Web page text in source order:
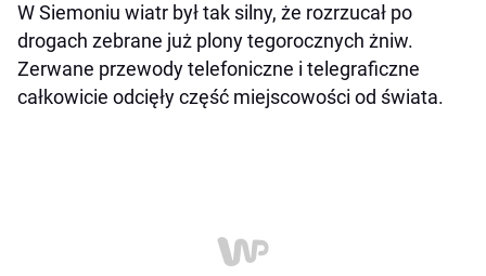
W Siemoniu wiatr był tak silny, że rozrzucał po
drogach zebrane już plony tegorocznych żniw.
Zerwane przewody telefoniczne i telegraficzne
całkowicie odcięły część miejscowości od świata.